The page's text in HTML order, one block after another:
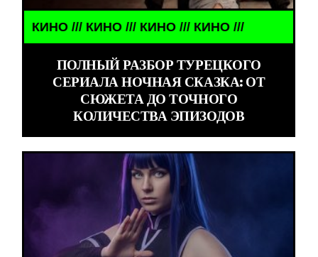
/// КИНО /// КИНО /// КИНО ///
ПОЛНЫЙ РАЗБОР ТУРЕЦКОГО
СЕРИАЛА НОЧНАЯ СКАЗКА: ОТ
СЮЖЕТА ДО ТОЧНОГО
КОЛИЧЕСТВА ЭПИЗОДОВ